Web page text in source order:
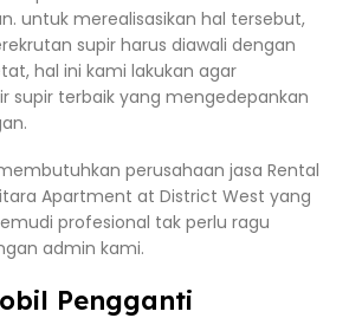
untuk merealisasikan hal tersebut,
supir harus diawali dengan
hal ini kami lakukan agar
supir terbaik yang mengedepankan
perusahaan jasa Rental
Apartment at District West yang
profesional tak perlu ragu
admin kami.
Pengganti